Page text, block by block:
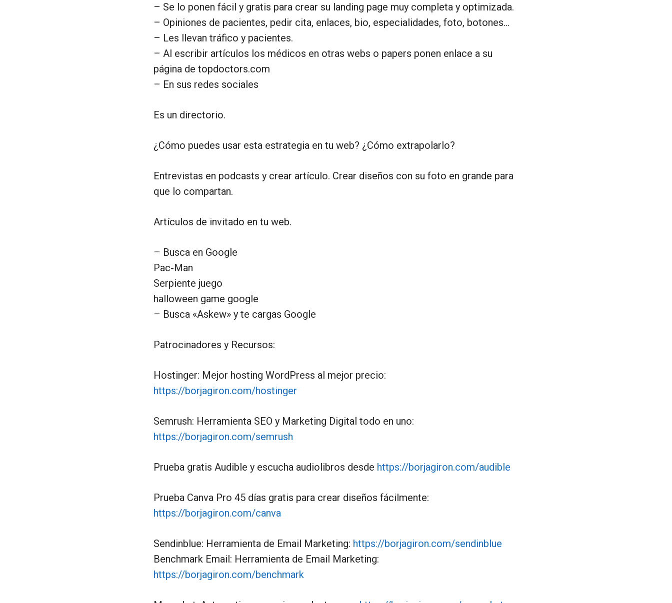
– Se lo ponen fácil y gratis para crear su landing page muy completa y optimizada.
– Opiniones de pacientes, pedir cita, enlaces, bio, especialidades, foto, botones…
– Les llevan tráfico y pacientes.
– Al escribir artículos los médicos en otras webs o papers ponen enlace a su
página de topdoctors.com
– En sus redes sociales
Es un directorio.
¿Cómo puedes usar esta estrategia en tu web? ¿Cómo extrapolarlo?
Entrevistas en podcasts y crear artículo. Crear diseños con su foto en grande para
que lo compartan.
Artículos de invitado en tu web.
– Busca en Google
Pac-Man
Serpiente juego
halloween game google
– Busca «Askew» y te cargas Google
Patrocinadores y Recursos:
Hostinger: Mejor hosting WordPress al mejor precio:
https://borjagiron.com/hostinger
Semrush: Herramienta SEO y Marketing Digital todo en uno:
https://borjagiron.com/semrush
Prueba gratis Audible y escucha audiolibros desde https://borjagiron.com/audible
Prueba Canva Pro 45 días gratis para crear diseños fácilmente:
https://borjagiron.com/canva
Sendinblue: Herramienta de Email Marketing: https://borjagiron.com/sendinblue
Benchmark Email: Herramienta de Email Marketing:
https://borjagiron.com/benchmark